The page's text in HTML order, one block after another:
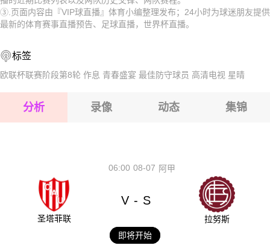
2026-08-15 【世界杯】 阿根廷VS埃及
2026-08-15 【世界杯】 阿根廷VS埃及
2026-08-15 【世界杯】 阿根廷VS埃及
③.页面内容由『VIP球直播』体育小编整理发布；24小时为球迷朋友提供
最新的体育赛事直播预告、足球直播，世界杯直播。
标签
欧联杯联赛阶段第8轮 作息 青春盛宴 最佳防守球员 高清电视 星晴
分析 录像 动态 集锦
08-07
06:00 阿甲
圣塔菲联
V - S
拉努斯
即将开始